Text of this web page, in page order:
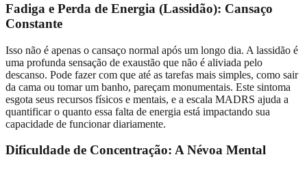
Fadiga e Perda de Energia (Lassidão): Cansaço
Constante
Isso não é apenas o cansaço normal após um longo dia. A lassidão é
uma profunda sensação de exaustão que não é aliviada pelo
descanso. Pode fazer com que até as tarefas mais simples, como sair
da cama ou tomar um banho, pareçam monumentais. Este sintoma
esgota seus recursos físicos e mentais, e a escala MADRS ajuda a
quantificar o quanto essa falta de energia está impactando sua
capacidade de funcionar diariamente.
Dificuldade de Concentração: A Névoa Mental